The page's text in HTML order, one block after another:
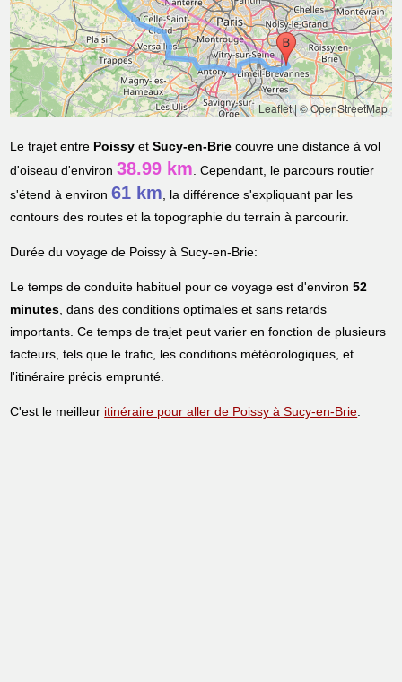
Leaflet|© OpenStreetMap
Le trajet entre Poissy etSucy-en-Brie couvre une distance à vol
d'oiseau d'environ38.99 km. Cependant, le parcours routier
s'étend à environ61 km, la différence s'expliquant par les
contours des routes et la topographie du terrain à parcourir.
Durée du voyage de Poissy à Sucy-en-Brie:
Le temps de conduite habituel pour ce voyage est d'environ52
minutes, dans des conditions optimales et sans retards
importants. Ce temps de trajet peut varier en fonction de plusieurs
facteurs, tels que le trafic, les conditions météorologiques, et
l'itinéraire précis emprunté.
C'est le meilleur itinéraire pour aller de Poissy à Sucy-en-Brie.